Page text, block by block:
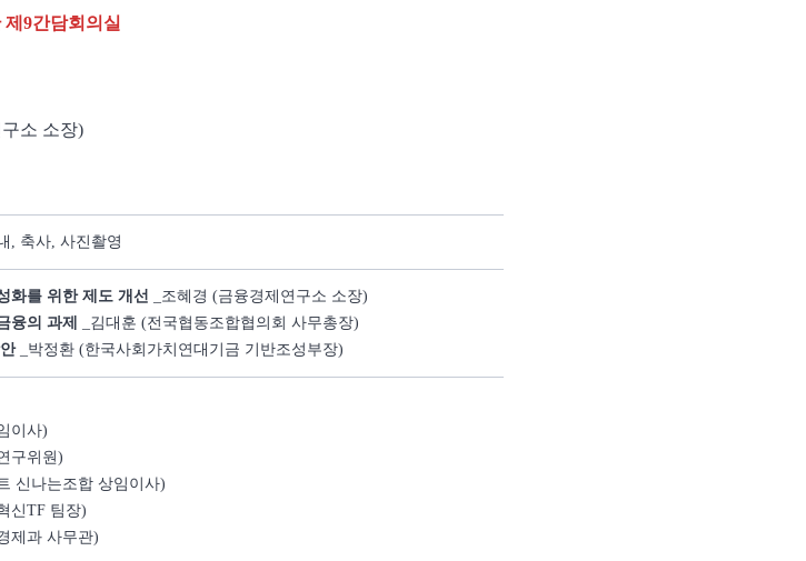
제9간담회의실
소 소장)
, 축사, 사진촬영
화를 위한 제도 개선 _조혜경 (금융경제연구소 소장)
융의 과제
_김대훈 (전국협동조합협의회 사무총장)
_박정환 (한국사회가치연대기금 기반조성부장)
이사)
구위원)
신나는조합 상임이사)
신TF 팀장)
제과 사무관)